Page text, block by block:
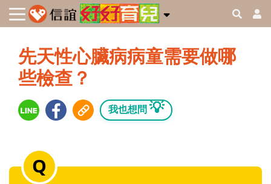
先天性心臟病病童需要做哪
些檢查？
我也想問 💡